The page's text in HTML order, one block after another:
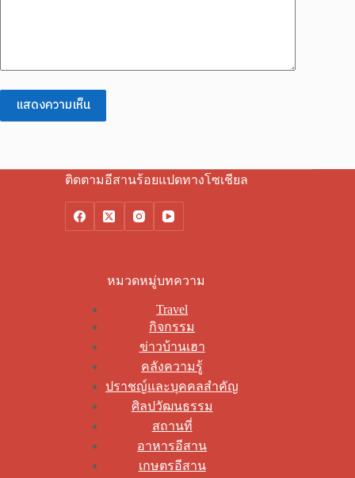
แสดงความเห็น
ติดตามอีสานร้อยแปดทางโซเชียล
หมวดหมู่บทความ
Travel
กิจกรรม
ข่าวบ้านเฮา
คลังความรู้
ปราชญ์และบุคคลสำคัญ
ศิลปวัฒนธรรม
สถานที่
อาหารอีสาน
เกษตรอีสาน